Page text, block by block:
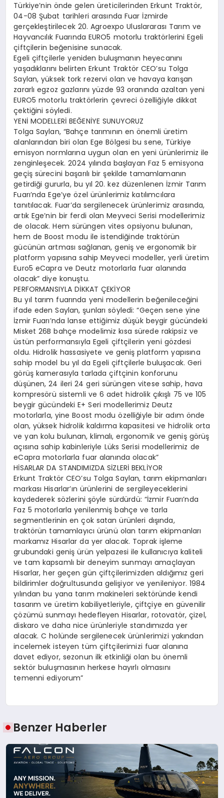
Türkiye’nin önde gelen üreticilerinden Erkunt Traktör,
04-08 Şubat tarihleri arasında Fuar İzmirde
gerçekleştirilecek 20. Agroexpo Uluslararası Tarım ve
Hayvancılık Fuarında EURO5 motorlu traktörlerini Egeli
çiftçilerin beğenisine sunacak.
Egeli çiftçilerle yeniden buluşmanın heyecanını
yaşadıklarını belirten Erkunt Traktör CEO’su Tolga
Saylan, yüksek tork rezervi olan ve havaya karışan
zararlı egzoz gazlarını yüzde 93 oranında azaltan yeni
EURO5 motorlu traktörlerin çevreci özelliğiyle dikkat
çektiğini söyledi.
YENİ MODELLERİ BEĞENİYE SUNUYORUZ
Tolga Saylan, “Bahçe tarımının en önemli üretim
alanlarından biri olan Ege Bölgesi bu sene, Türkiye
emisyon normlarına uygun olan en yeni ürünlerimiz ile
zenginleşecek. 2024 yılında başlayan Faz 5 emisyona
geçiş sürecini başarılı bir şekilde tamamlamanın
getirdiği gururla, bu yıl 20. kez düzenlenen İzmir Tarım
Fuarı’nda Ege’ye özel ürünlerimiz katılımcılara
tanıtılacak. Fuar’da sergilenecek ürünlerimiz arasında,
artık Ege’nin bir ferdi olan Meyveci Serisi modellerimiz
de olacak. Hem sürüngen vites opsiyonu bulunan,
hem de Boost modu ile istendiğinde traktörün
gücünün artması sağlanan, geniş ve ergonomik bir
platform yapısına sahip Meyveci modeller, yerli üretim
Euro5 eCapra ve Deutz motorlarla fuar alanında
olacak” diye konuştu.
PERFORMANSIYLA DİKKAT ÇEKİYOR
Bu yıl tarım fuarında yeni modellerin beğenileceğini
ifade eden Saylan, şunları söyledi: “Geçen sene yine
İzmir Fuarı’nda lanse ettiğimiz düşük beygir gücündeki
Misket 26B bahçe modelimiz kısa sürede rakipsiz ve
üstün performansıyla Egeli çiftçilerin yeni gözdesi
oldu. Hidrolik hassasiyete ve geniş platform yapısına
sahip model bu yıl da Egeli çiftçilerle buluşacak. Geri
görüş kamerasıyla tarlada çiftçinin konforunu
düşünen, 24 ileri 24 geri sürüngen vitese sahip, hava
kompresörü sistemli ve 6 adet hidrolik çıkışlı 75 ve 105
beygir gücündeki E+ Seri modellerimiz Deutz
motorlarla, yine Boost modu özelliğiyle bir adım önde
olan, yüksek hidrolik kaldırma kapasitesi ve hidrolik orta
ve yan kolu bulunan, klimalı, ergonomik ve geniş görüş
açısına sahip kabinleriyle Lüks Serisi modellerimiz de
eCapra motorlarla fuar alanında olacak”
HİSARLAR DA STANDIMIZDA SİZLERİ BEKLİYOR
Erkunt Traktör CEO’su Tolga Saylan, tarım ekipmanları
markası Hisarlar’ın ürünlerini de sergileyeceklerini
kaydederek sözlerini şöyle sürdürdü: “İzmir Fuarı’nda
Faz 5 motorlarla yenilenmiş bahçe ve tarla
segmentlerinin en çok satan ürünleri dışında,
traktörün tamamlayıcı ürünü olan tarım ekipmanları
markamız Hisarlar da yer alacak. Toprak işleme
grubundaki geniş ürün yelpazesi ile kullanıcıya kaliteli
ve tam kapsamlı bir deneyim sunmayı amaçlayan
Hisarlar, her geçen gün çiftçilerimizden aldığımız geri
bildirimler doğrultusunda gelişiyor ve yenileniyor. 1984
yılından bu yana tarım makineleri sektöründe kendi
tasarım ve üretim kabiliyetleriyle, çiftçiye en güvenilir
çözümü sunmayı hedefleyen Hisarlar, rotovatör, çizel,
diskaro ve daha nice ürünleriyle standımızda yer
alacak. C holünde sergilenecek ürünlerimizi yakından
incelemek isteyen tüm çiftçilerimizi fuar alanına
davet ediyor, sezonun ilk etkinliği olan bu önemli
sektör buluşmasının herkese hayırlı olmasını
temenni ediyorum”
Benzer Haberler